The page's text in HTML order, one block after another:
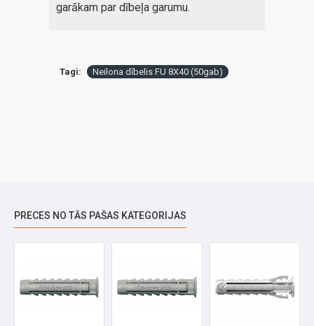
garākam par dībeļa garumu.
Tagi: Neilona dībelis FU 8X40 (50gab)
PRECES NO TĀS PAŠAS KATEGORIJAS